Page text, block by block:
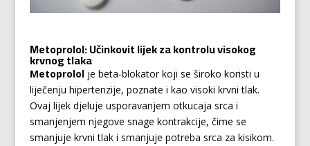
Metoprolol: Učinkovit lijek za kontrolu visokog
krvnog tlaka
Metoprololje beta-blokator koji se široko koristi u
liječenju hipertenzije, poznate i kao visoki krvni tlak.
Ovaj lijek djeluje usporavanjem otkucaja srca i
smanjenjem njegove snage kontrakcije, čime se
smanjuje krvni tlak i smanjuje potreba srca za kisikom.